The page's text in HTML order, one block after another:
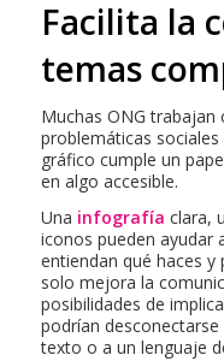
Facilita la
temas
Muchas ONG
problemáticas sociales
gráfico cumple un
en algo accesible.
Una infografía clara,
iconos pueden ayudar
entiendan qué haces
solo mejora la
posibilidades de
podrían
texto o a un lenguaje